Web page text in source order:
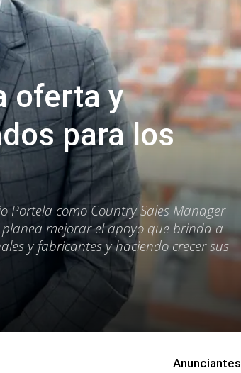
oferta y
para los
Portela como Country Sales Manager
mejorar el apoyo que brinda a
y fabricantes y haciendo crecer sus
Anunciantes